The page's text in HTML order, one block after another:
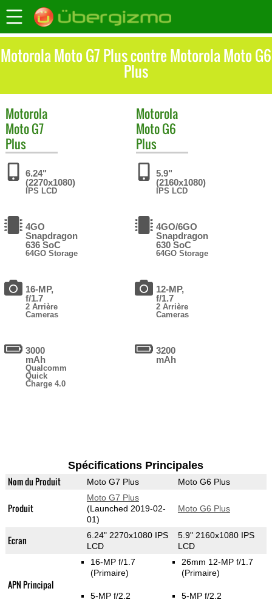
Motorola Moto G7 Plus contre Motorola Moto G6
Plus
Motorola
Moto G7
Plus
6.24"
(2270x1080)
IPS LCD
4GO
Snapdragon
636 SoC
64GO Storage
16-MP,
f/1.7
2 Arrière
Cameras
3000
mAh
Qualcomm
Quick
Charge 4.0
Motorola
Moto G6
Plus
5.9"
(2160x1080)
IPS LCD
4GO/6GO
Snapdragon
630 SoC
64GO Storage
12-MP,
f/1.7
2 Arrière
Cameras
3200
mAh
Spécifications Principales
Nom du Produit Moto G7 Plus Moto G6 Plus
Produit
Moto G7 Plus
(Launched 2019-02-
01)
Moto G6 Plus
Ecran
6.24" 2270x1080 IPS
LCD
5.9" 2160x1080 IPS
LCD
APN Principal
16-MP f/1.7
(Primaire)
5-MP f/2.2
26mm 12-MP f/1.7
(Primaire)
5-MP f/2.2